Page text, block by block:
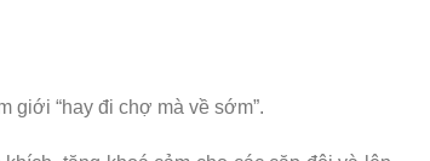
giới “hay đi chợ mà về sớm”.